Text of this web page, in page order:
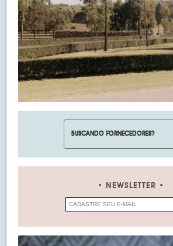
NEWSLETTER